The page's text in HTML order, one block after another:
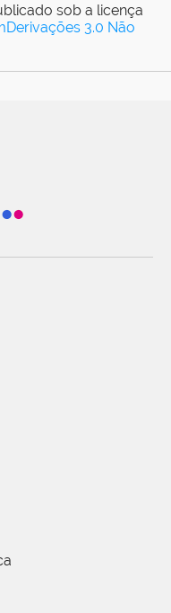
sob a licença
3.0 Não